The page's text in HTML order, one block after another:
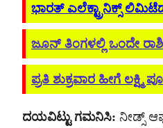
ಭಾರತ್ ಎಲೆಕ್ಟ್ರಾನಿಕ್ಸ್
ಜೂನ್ ತಿಂಗಳಲ್ಲಿ ಒಂದೇ
ಪ್ರತಿ ಶುಕ್ರವಾರ ಹೀಗೆ
ದಯವಿಟ್ಟು ಗಮನಿಸಿ: ನೀಡ್ಸ್